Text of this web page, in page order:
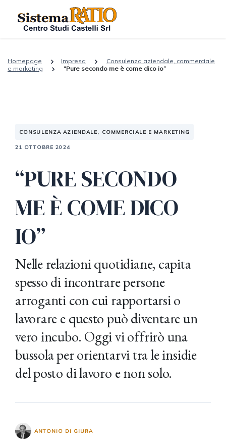
Homepage Impresa
Consulenza aziendale, commerciale
e marketing
“Pure secondo me è come dico io”
CONSULENZA AZIENDALE, COMMERCIALE E MARKETING
21 OTTOBRE 2024
“PURE SECONDO
ME È COME DICO
IO”
Nelle relazioni quotidiane, capita
spesso di incontrare persone
arroganti con cui rapportarsi o
lavorare e questo può diventare un
vero incubo. Oggi vi offrirò una
bussola per orientarvi tra le insidie
del posto di lavoro e non solo.
ANTONIO DI GIURA